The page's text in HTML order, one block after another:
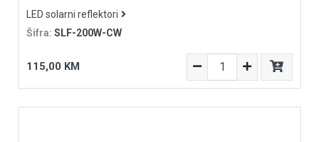
LED solarni reflektori
Šifra: SLF-200W-CW
115,00 KM